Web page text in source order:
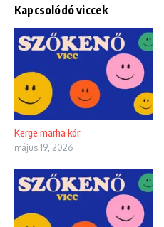
Kapcsolódó viccek
Kerge marha kór
május 19, 2026